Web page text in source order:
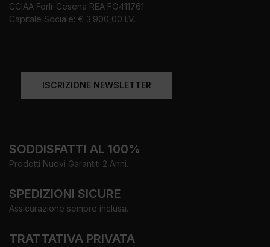
CCIAA Forlì-Cesena REA FO411761
Capitale Sociale: € 3.900,00 I.V.
ISCRIZIONE NEWSLETTER
SODDISFATTI AL 100%
Prodotti Nuovi Garantiti 2 Anni.
SPEDIZIONI SICURE
Assicurazione sempre inclusa.
TRATTATIVA PRIVATA